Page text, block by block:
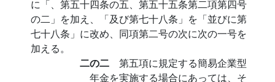
に「、第五十四条の五、第五十五条第二項第四号
の二」を加え、「及び第七十八条」を「並びに第
七十八条」に改め、同項第二号の次に次の一号を
加える。
二の二 第五項に規定する簡易企業型
年金を実施する場合にあっては、そ